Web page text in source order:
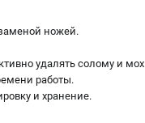
ножей.
удалять солому и мох
работы.
и хранение.